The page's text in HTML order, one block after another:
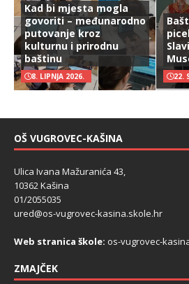
Kad bi mjesta mogla
govoriti – međunarodno
putovanje kroz
kulturnu i prirodnu
baštinu
8. LIPNJA 2026. 22.
OŠ VUGROVEC-KAŠINA
Ulica Ivana Mažuranića 43,
10362 Kašina
01/2055035
ured@os-vugrovec-kasina.skole.hr
Web stranica škole: os-vugrovec-
ZMAJČEK